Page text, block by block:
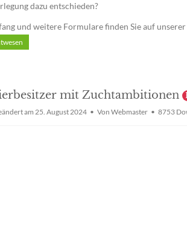
dazu entschieden?
und weitere Formulare finden Sie auf
mit Zuchtambitionen
am 25. August 2024 VonWebmaster 8753